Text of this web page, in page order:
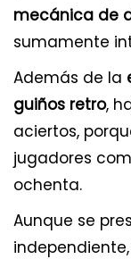
mecánica de
sumamente
Además de la
guiños retro,
aciertos,
jugadores
ochenta.
Aunque se